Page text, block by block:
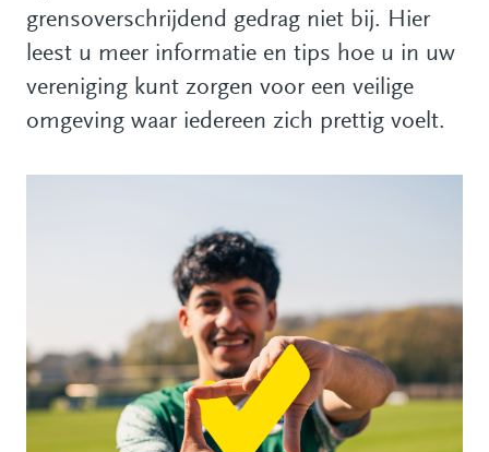
grensoverschrijdend gedrag niet bij. Hier
leest u meer informatie en tips hoe u in uw
vereniging kunt zorgen voor een veilige
omgeving waar iedereen zich prettig voelt.